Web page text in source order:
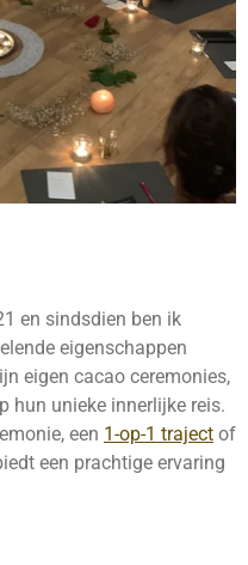
en sindsdien ben ik
eigenschappen
eigen cacao ceremonies,
hun unieke innerlijke reis.
een 1-op-1 traject of
een prachtige ervaring